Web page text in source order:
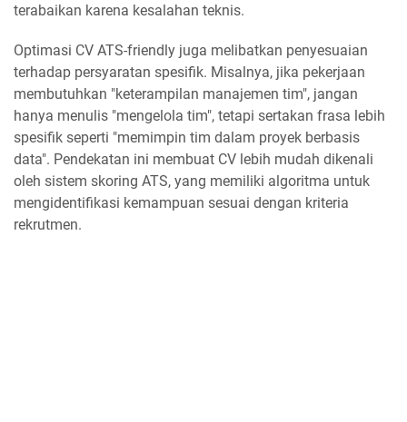
terabaikan karena kesalahan teknis.
Optimasi CV ATS-friendly juga melibatkan penyesuaian
terhadap persyaratan spesifik. Misalnya, jika pekerjaan
membutuhkan "keterampilan manajemen tim", jangan
hanya menulis "mengelola tim", tetapi sertakan frasa lebih
spesifik seperti "memimpin tim dalam proyek berbasis
data". Pendekatan ini membuat CV lebih mudah dikenali
oleh sistem skoring ATS, yang memiliki algoritma untuk
mengidentifikasi kemampuan sesuai dengan kriteria
rekrutmen.